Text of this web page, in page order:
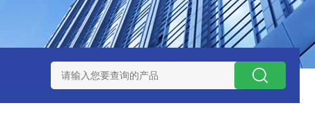
LNHZ-1200碳包覆回转炉 LNHZ-1200可倾斜式回转炉